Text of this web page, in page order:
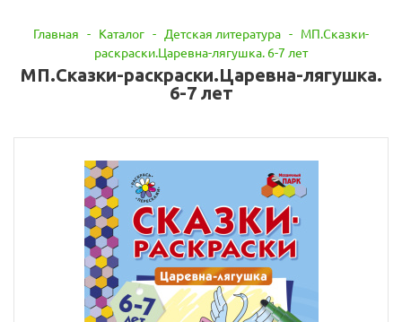
Главная - Каталог - Детская литература - МП.Сказки-
раскраски.Царевна-лягушка. 6-7 лет
МП.Сказки-раскраски.Царевна-лягушка.
6-7 лет